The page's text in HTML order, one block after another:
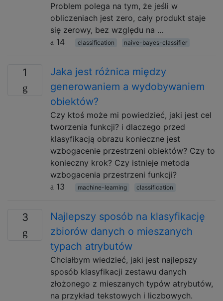
Problem polega na tym, że jeśli w
obliczeniach jest zero, cały produkt staje
się zerowy, bez względu na …
14
classification naive-bayes-classifier
1
Jaka jest różnica między
generowaniem a wydobywaniem
obiektów?
Czy ktoś może mi powiedzieć, jaki jest cel
tworzenia funkcji? i dlaczego przed
klasyfikacją obrazu konieczne jest
wzbogacenie przestrzeni obiektów? Czy to
konieczny krok? Czy istnieje metoda
wzbogacenia przestrzeni funkcji?
13
machine-learning classification
3
Najlepszy sposób na klasyfikację
zbiorów danych o mieszanych
typach atrybutów
Chciałbym wiedzieć, jaki jest najlepszy
sposób klasyfikacji zestawu danych
złożonego z mieszanych typów atrybutów,
na przykład tekstowych i liczbowych.